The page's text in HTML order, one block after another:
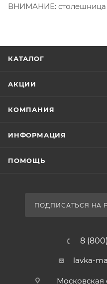
ВНИМАНИЕ: столешница
КАТАЛОГ
АКЦИИ
КОМПАНИЯ
ИНФОРМАЦИЯ
ПОМОЩЬ
ПОДПИСАТЬСЯ НА
8
lavka-
Московская